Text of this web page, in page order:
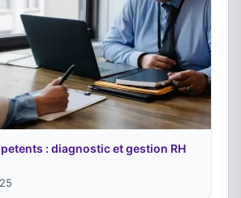
: diagnostic et gestion RH